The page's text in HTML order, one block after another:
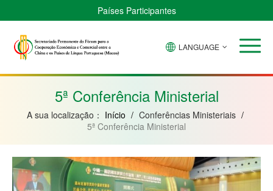
Países Participantes
Verde
Bissau
Guiné
Moçambique
LANGUAGE
5ª Conferência Ministerial
A sua localização： Início / Conferências Ministeriais /
5ª Conferência Ministerial